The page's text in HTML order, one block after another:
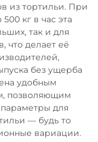
из тортильи. При
кг в час эта
так и для
что делает её
без ущерба
удобным
позволяющим
для
— будь то
вариации.